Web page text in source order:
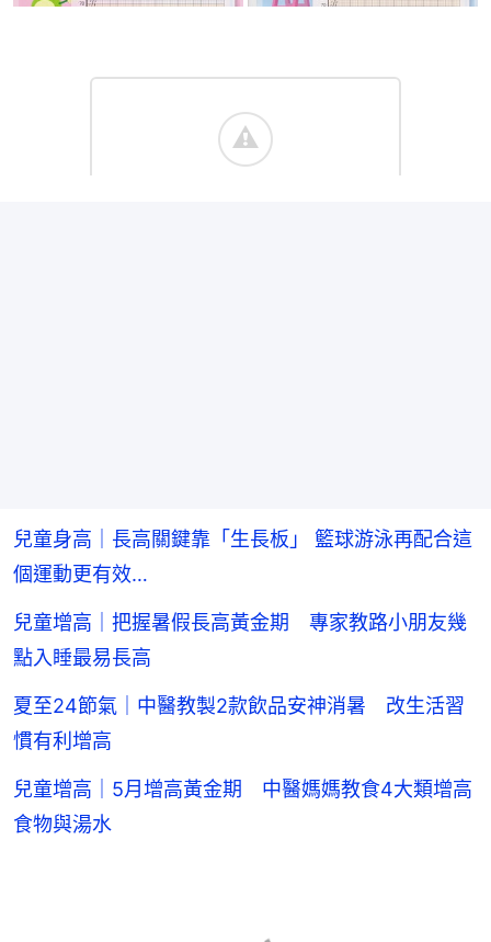
兒童身高｜長高關鍵靠「生長板」 籃球游泳再配合這
個運動更有效…
兒童增高｜把握暑假長高黃金期 專家教路小朋友幾
點入睡最易長高
夏至24節氣｜中醫教製2款飲品安神消暑 改生活習
慣有利增高
兒童增高｜5月增高黃金期 中醫媽媽教食4大類增高
食物與湯水